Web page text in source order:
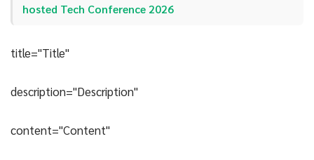
hosted Tech Conference 2026
title="Title"
description="Description"
content="Content"